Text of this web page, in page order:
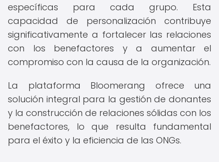
específicas para cada grupo. Esta
capacidad de personalización contribuye
significativamente a fortalecer las relaciones
con los benefactores y a aumentar el
compromiso con la causa de la organización.
La plataforma Bloomerang ofrece una
solución integral para la gestión de donantes
y la construcción de relaciones sólidas con los
benefactores, lo que resulta fundamental
para el éxito y la eficiencia de las ONGs.